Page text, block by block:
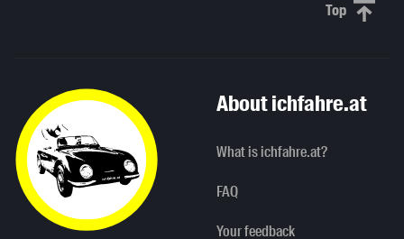
Top Scroll
About ichfahre.at
What is ichfahre.at?
FAQ
Your feedback